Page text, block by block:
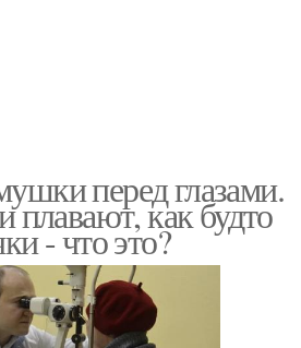
перед глазами.
плавают, как будто
- что это?